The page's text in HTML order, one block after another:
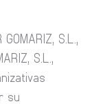
S.L.,
S.L.,
su